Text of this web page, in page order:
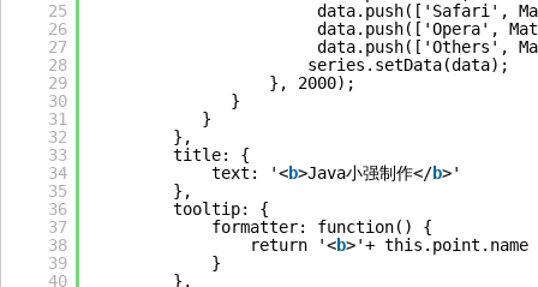
25
26
27
28
29
30
31
32
33
34
35
36
37
38
39
40
data.push(['Safari',
data.push(['Opera',
data.push(['Others',
series.setData(data);
}, 2000);
}
}
},
title: {
text: '<b>Java小强制作</b>'
},
tooltip: {
formatter: function() {
return '<b>'+ this.point.name
}
},